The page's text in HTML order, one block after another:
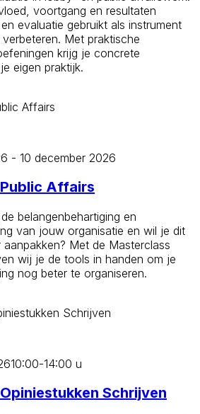
voortgang en resultaten
evaluatie gebruikt als instrument
Met praktische
krijg je concrete
eigen praktijk.
- 10 december 2026
Affairs
belangenbehartiging en
van jouw organisatie en wil je dit
Met de Masterclass
wij je de tools in handen om je
nog beter te organiseren.
10:00-14:00 u
Schrijven